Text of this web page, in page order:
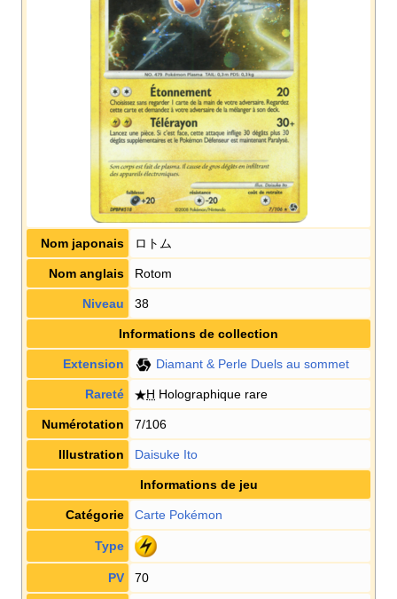
Nom japonais ロトム
Nom anglais Rotom
Niveau 38
Informations de collection
Extension Diamant & Perle Duels au sommet
Rareté H Holographique rare
Numérotation 7/106
Illustration Daisuke Ito
Informations de jeu
Catégorie Carte Pokémon
Type
PV 70